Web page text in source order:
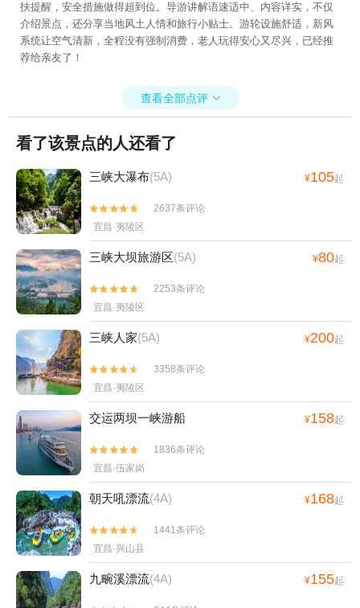
扶提醒，安全措施做得超到位。导游讲解语速适中、内容详实，不仅
介绍景点，还分享当地风土人情和旅行小贴士。游轮设施舒适，新风
系统让空气清新，全程没有强制消费，老人玩得安心又尽兴，已经推
荐给亲友了！
查看全部点评 
看了该景点的人还看了
三峡大瀑布(5A) ¥105起


2637条评论
宜昌·夷陵区
三峡大坝旅游区(5A) ¥80起


2253条评论
宜昌·夷陵区
三峡人家(5A) ¥200起


3358条评论
宜昌·夷陵区
交运两坝一峡游船 ¥158起


1836条评论
宜昌·伍家岗
朝天吼漂流(4A) ¥168起


1441条评论
宜昌·兴山县
九畹溪漂流(4A) ¥155起